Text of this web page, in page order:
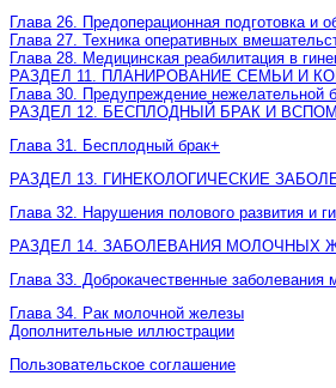
Глава 26. Предоперационная подготовка и
Глава 27. Техника оперативных
Глава 28. Медицинская реабилитация в
РАЗДЕЛ 11. ПЛАНИРОВАНИЕ СЕМЬИ И
Глава 30. Предупреждение нежелательной
РАЗДЕЛ 12. БЕСПЛОДНЫЙ БРАК И
Глава 31. Бесплодный брак+
РАЗДЕЛ 13. ГИНЕКОЛОГИЧЕСКИЕ
Глава 32. Нарушения полового развития и
РАЗДЕЛ 14. ЗАБОЛЕВАНИЯ МОЛОЧНЫХ
Глава 33. Доброкачественные заболевания
Глава 34. Рак молочной железы
Дополнительные иллюстрации
Пользовательское соглашение